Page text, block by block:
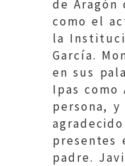
de Aragón
como el
la
García.
en sus
Ipas como
persona,
presentes
padre.